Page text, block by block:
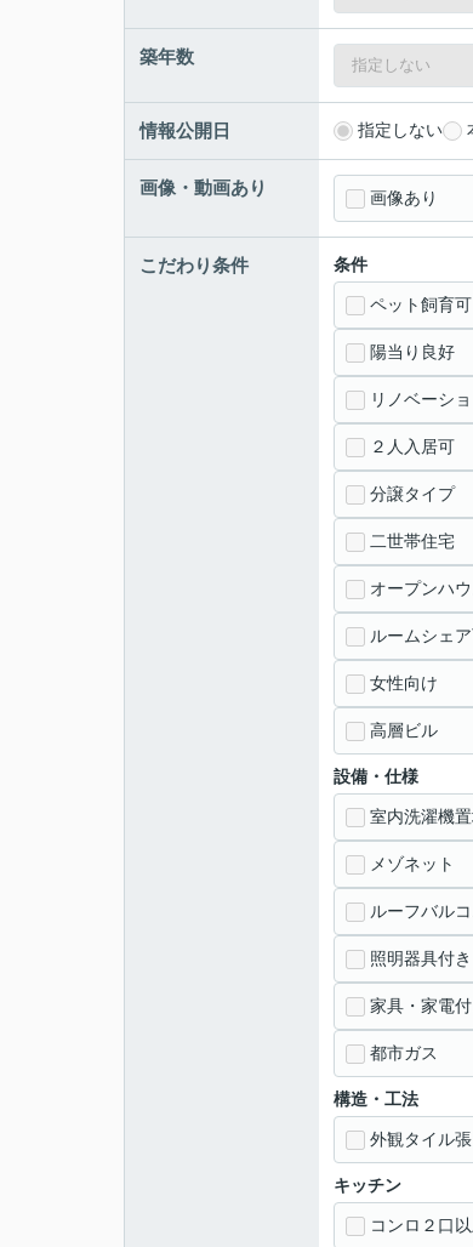
築年数
情報公開日 指定しない
画像・動画あり 画像あり
こだわり条件 条件
ペット飼育可
陽当り良好
リノベーシ
２人入居可
分譲タイプ
二世帯住宅
オープンハウ
ルームシェ
女性向け
高層ビル
設備・仕様
室内洗濯機
メゾネット
ルーフバル
照明器具付き
家具・家電付
都市ガス
構造・工法
外観タイル張
キッチン
コンロ２口